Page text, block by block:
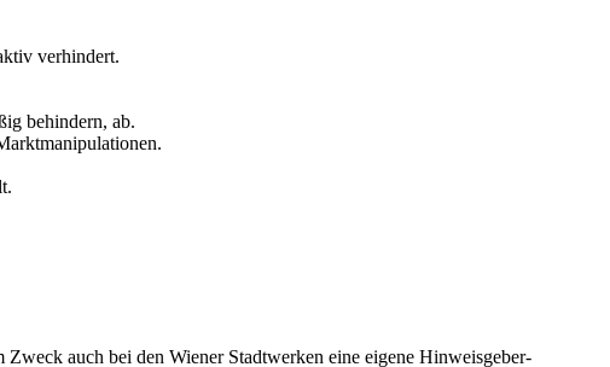
verhindert.
behindern, ab.
auch bei den Wiener Stadtwerken eine eigene Hinweisgeber-